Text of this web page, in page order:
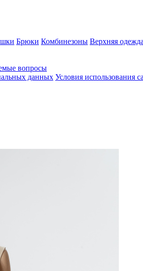
Брюки Комбинезоны Верхняя одежда
вопросы
данных Условия использования